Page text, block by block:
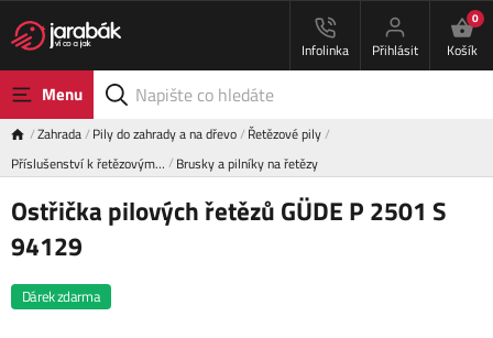
Infolinka Přihlásit
0
Košík
Menu
Zahrada Pily do zahrady a na dřevo Řetězové pily
Příslušenství k řetězovým…
Brusky a pilníky na řetězy
Ostřička pilových řetězů GÜDE P 2501 S
94129
Dárek zdarma